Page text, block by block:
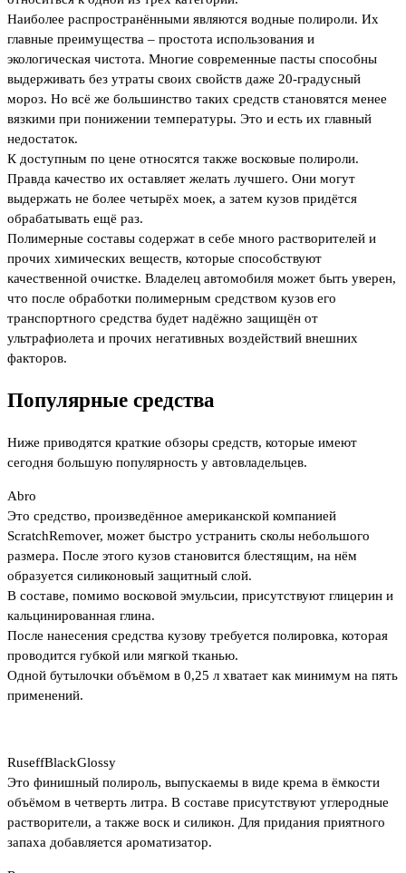
Наиболее распространёнными являются водные полироли. Их
главные преимущества – простота использования и
экологическая чистота. Многие современные пасты способны
выдерживать без утраты своих свойств даже 20-градусный
мороз. Но всё же большинство таких средств становятся менее
вязкими при понижении температуры. Это и есть их главный
недостаток.
К доступным по цене относятся также восковые полироли.
Правда качество их оставляет желать лучшего. Они могут
выдержать не более четырёх моек, а затем кузов придётся
обрабатывать ещё раз.
Полимерные составы содержат в себе много растворителей и
прочих химических веществ, которые способствуют
качественной очистке. Владелец автомобиля может быть уверен,
что после обработки полимерным средством кузов его
транспортного средства будет надёжно защищён от
ультрафиолета и прочих негативных воздействий внешних
факторов.
Популярные средства
Ниже приводятся краткие обзоры средств, которые имеют
сегодня большую популярность у автовладельцев.
Abro
Это средство, произведённое американской компанией
ScratchRemover, может быстро устранить сколы небольшого
размера. После этого кузов становится блестящим, на нём
образуется силиконовый защитный слой.
В составе, помимо восковой эмульсии, присутствуют глицерин и
кальцинированная глина.
После нанесения средства кузову требуется полировка, которая
проводится губкой или мягкой тканью.
Одной бутылочки объёмом в 0,25 л хватает как минимум на пять
применений.
RuseffBlackGlossy
Это финишный полироль, выпускаемы в виде крема в ёмкости
объёмом в четверть литра. В составе присутствуют углеродные
растворители, а также воск и силикон. Для придания приятного
запаха добавляется ароматизатор.